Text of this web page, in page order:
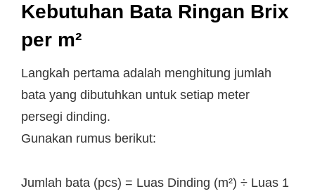
Kebutuhan Bata Ringan Brix
per m²
Langkah pertama adalah menghitung jumlah
bata yang dibutuhkan untuk setiap meter
persegi dinding.
Gunakan rumus berikut:
Jumlah bata (pcs) = Luas Dinding (m²) ÷ Luas 1